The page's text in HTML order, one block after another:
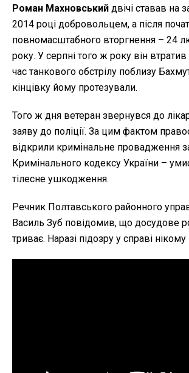
Роман Махновський двічі ставав на
2014 році добровольцем, а після
повномасштабного вторгнення – 24
року. У серпні того ж року він
час танкового обстрілу поблизу
кінцівку йому протезували.
Того ж дня ветеран звернувся до
заяву до поліції. За цим фактом
відкрили кримінальне провадження
Кримінального кодексу України –
тілесне ушкодження.
Речник Полтавського районного
Василь Зуб повідомив, що досудове
триває. Наразі підозру у справі